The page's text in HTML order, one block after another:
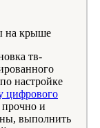
на крыше
тв-
настройке
цифрового
прочно и
выполнить